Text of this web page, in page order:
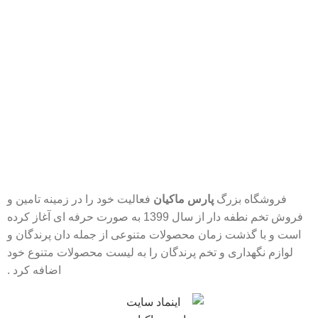
فروشگاه بزرگ پارس ماکیان فعالیت خود را در زمینه تامین و
فروش تخم نطفه دار از سال 1399 به صورت حرفه ای آغاز کرده
است و با گذشت زمان محصولات متنوعی از جمله دان پرندگان و
لوازم نگهداری و تخم پرندگان را به لیست محصولات متنوع خود
اضافه کرد .